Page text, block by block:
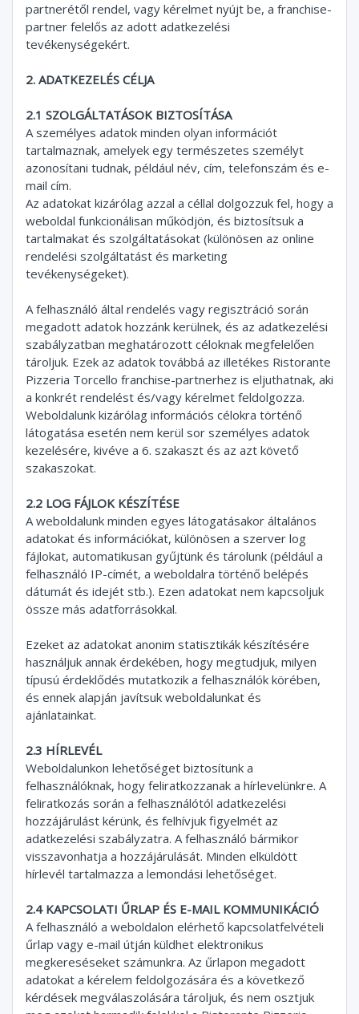
partnerétől rendel, vagy kérelmet nyújt be, a franchise-
partner felelős az adott adatkezelési
tevékenységekért.
2. ADATKEZELÉS CÉLJA
2.1 SZOLGÁLTATÁSOK BIZTOSÍTÁSA
A személyes adatok minden olyan információt
tartalmaznak, amelyek egy természetes személyt
azonosítani tudnak, például név, cím, telefonszám és e-
mail cím.
Az adatokat kizárólag azzal a céllal dolgozzuk fel, hogy a
weboldal funkcionálisan működjön, és biztosítsuk a
tartalmakat és szolgáltatásokat (különösen az online
rendelési szolgáltatást és marketing
tevékenységeket).
A felhasználó által rendelés vagy regisztráció során
megadott adatok hozzánk kerülnek, és az adatkezelési
szabályzatban meghatározott céloknak megfelelően
tároljuk. Ezek az adatok továbbá az illetékes Ristorante
Pizzeria Torcello franchise-partnerhez is eljuthatnak, aki
a konkrét rendelést és/vagy kérelmet feldolgozza.
Weboldalunk kizárólag információs célokra történő
látogatása esetén nem kerül sor személyes adatok
kezelésére, kivéve a 6. szakaszt és az azt követő
szakaszokat.
2.2 LOG FÁJLOK KÉSZÍTÉSE
A weboldalunk minden egyes látogatásakor általános
adatokat és információkat, különösen a szerver log
fájlokat, automatikusan gyűjtünk és tárolunk (például a
felhasználó IP-címét, a weboldalra történő belépés
dátumát és idejét stb.). Ezen adatokat nem kapcsoljuk
össze más adatforrásokkal.
Ezeket az adatokat anonim statisztikák készítésére
használjuk annak érdekében, hogy megtudjuk, milyen
típusú érdeklődés mutatkozik a felhasználók körében,
és ennek alapján javítsuk weboldalunkat és
ajánlatainkat.
2.3 HÍRLEVÉL
Weboldalunkon lehetőséget biztosítunk a
felhasználóknak, hogy feliratkozzanak a hírlevelünkre. A
feliratkozás során a felhasználótól adatkezelési
hozzájárulást kérünk, és felhívjuk figyelmét az
adatkezelési szabályzatra. A felhasználó bármikor
visszavonhatja a hozzájárulását. Minden elküldött
hírlevél tartalmazza a lemondási lehetőséget.
2.4 KAPCSOLATI ŰRLAP ÉS E-MAIL KOMMUNIKÁCIÓ
A felhasználó a weboldalon elérhető kapcsolatfelvételi
űrlap vagy e-mail útján küldhet elektronikus
megkereséseket számunkra. Az űrlapon megadott
adatokat a kérelem feldolgozására és a következő
kérdések megválaszolására tároljuk, és nem osztjuk